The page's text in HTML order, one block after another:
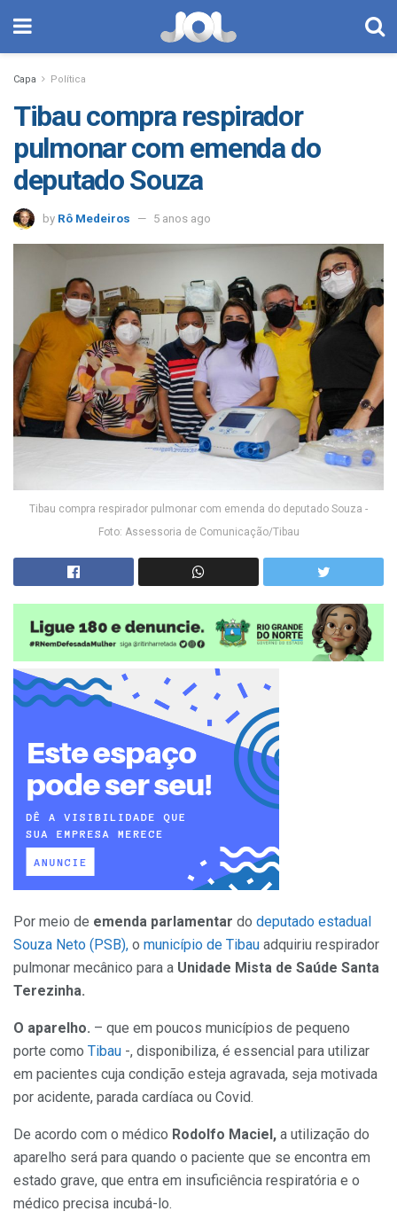
Capa Política
Tibau compra respirador
pulmonar com emenda do
deputado Souza
by Rô Medeiros 5 anos ago
Tibau compra respirador pulmonar com emenda do deputado Souza -
Foto: Assessoria de Comunicação/Tibau
Por meio de emenda parlamentar do deputado estadual
Souza Neto (PSB), o município de Tibau adquiriu respirador
pulmonar mecânico para a Unidade Mista de Saúde Santa
Terezinha.
O aparelho. – que em poucos municípios de pequeno
porte como Tibau -, disponibiliza, é essencial para utilizar
em pacientes cuja condição esteja agravada, seja motivada
por acidente, parada cardíaca ou Covid.
De acordo com o médico Rodolfo Maciel, a utilização do
aparelho será para quando o paciente que se encontra em
estado grave, que entra em insuficiência respiratória e o
médico precisa incubá-lo.